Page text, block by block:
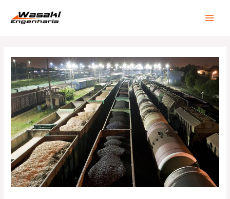
para
navigation